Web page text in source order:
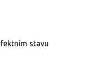
stavu